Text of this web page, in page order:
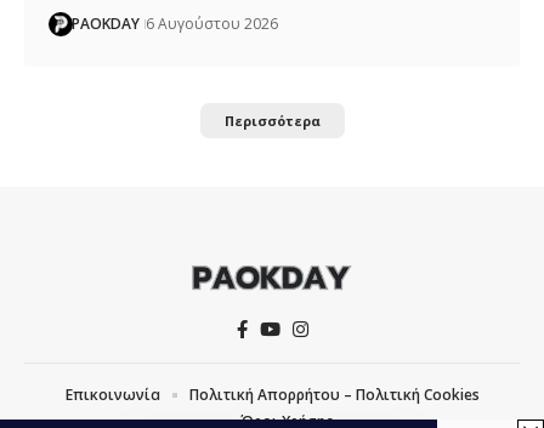
PAOKDAY 6 Αυγούστου 2026
Περισσότερα
Επικοινωνία
Πολιτική Απορρήτου – Πολιτική Cookies
Όροι Χρήσης